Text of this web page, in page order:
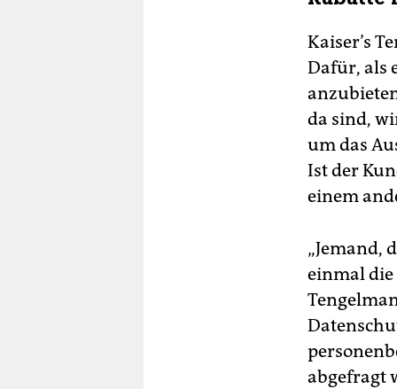
Kaiser’s
Dafür, als
da sind,
um das
Ist der
einem
„Jemand,
einmal die
abgefragt